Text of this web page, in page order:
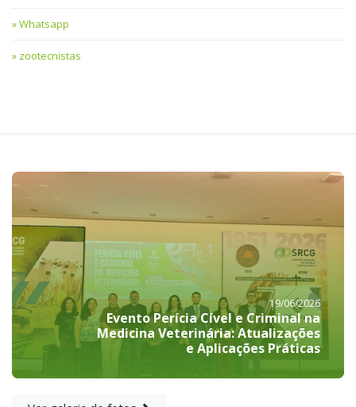
Whatsapp
zootecnistas
19/06/2026
Evento Perícia Cível e Criminal na
Medicina Veterinária: Atualizações
e Aplicações Práticas